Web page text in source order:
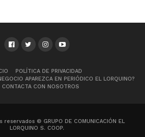
POLÍTICA DE PRIVACIDAD
APAREZCA EN PERIÓDICO EL LORQUINO?
CONTACTA CON NOSOTROS
© GRUPO DE COMUNICACIÓN EL
LORQUINO S. COOP.